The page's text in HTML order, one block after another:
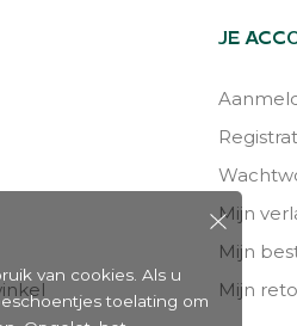
JE
Mijn
Mijn
Mijn
van cookies. Als u
toelating om